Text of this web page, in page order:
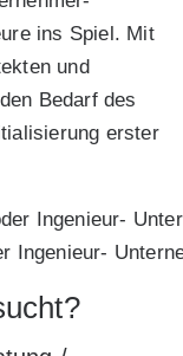
ins Spiel. Mit
und
Bedarf des
erster
Ingenieur-